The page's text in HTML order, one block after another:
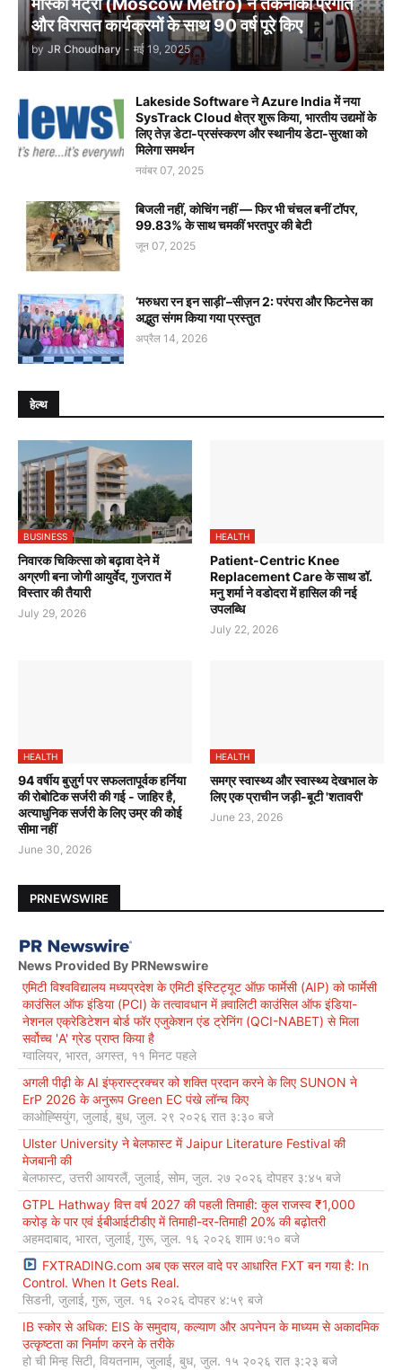
मॉस्को मेट्रो (Moscow Metro) ने तकनीकी प्रगति
और विरासत कार्यक्रमों के साथ 90 वर्ष पूरे किए
by JR Choudhary - मई 19, 2025
Lakeside Software ने Azure India में नया
SysTrack Cloud क्षेत्र शुरू किया, भारतीय उद्यमों के
लिए तेज़ डेटा-प्रसंस्करण और स्थानीय डेटा-सुरक्षा को
मिलेगा समर्थन
नवंबर 07, 2025
बिजली नहीं, कोचिंग नहीं — फिर भी चंचल बनीं टॉपर,
99.83% के साथ चमकीं भरतपुर की बेटी
जून 07, 2025
‘मरुधरा रन इन साड़ी’–सीज़न 2: परंपरा और फिटनेस का
अद्भुत संगम किया गया प्रस्तुत
अप्रैल 14, 2026
हेल्थ
BUSINESS
निवारक चिकित्सा को बढ़ावा देने में
अग्रणी बना जोगी आयुर्वेद, गुजरात में
विस्तार की तैयारी
July 29, 2026
HEALTH
Patient-Centric Knee
Replacement Care के साथ डॉ.
मनु शर्मा ने वडोदरा में हासिल की नई
उपलब्धि
July 22, 2026
HEALTH
94 वर्षीय बुज़ुर्ग पर सफलतापूर्वक हर्निया
की रोबोटिक सर्जरी की गई - जाहिर है,
अत्याधुनिक सर्जरी के लिए उम्र की कोई
सीमा नहीं
June 30, 2026
HEALTH
समग्र स्वास्थ्य और स्वास्थ्य देखभाल के
लिए एक प्राचीन जड़ी-बूटी 'शतावरी'
June 23, 2026
PRNEWSWIRE
News Provided By PRNewswire
एमिटी विश्वविद्यालय मध्यप्रदेश के एमिटी इंस्टिट्यूट ऑफ़ फार्मेसी (AIP) को फार्मेसी
काउंसिल ऑफ इंडिया (PCI) के तत्वावधान में क़्वालिटी काउंसिल ऑफ इंडिया-
नेशनल एक्रेडिटेशन बोर्ड फॉर एजुकेशन एंड ट्रेनिंग (QCI-NABET) से मिला
सर्वोच्च 'A' ग्रेड प्राप्त किया है
ग्वालियर, भारत, अगस्त, ११ मिनट पहले
अगली पीढ़ी के AI इंफ्रास्ट्रक्चर को शक्ति प्रदान करने के लिए SUNON ने
ErP 2026 के अनुरूप Green EC पंखे लॉन्च किए
काओह्सियुंग, जुलाई, बुध, जुल. २९ २०२६ रात ३:३० बजे
Ulster University ने बेलफास्ट में Jaipur Literature Festival की
मेजबानी की
बेलफास्ट, उत्तरी आयरलैं, जुलाई, सोम, जुल. २७ २०२६ दोपहर ३:४५ बजे
GTPL Hathway वित्त वर्ष 2027 की पहली तिमाही: कुल राजस्व ₹1,000
करोड़ के पार एवं ईबीआईटीडीए में तिमाही-दर-तिमाही 20% की बढ़ोतरी
अहमदाबाद, भारत, जुलाई, गुरू, जुल. १६ २०२६ शाम ७:१० बजे
FXTRADING.com अब एक सरल वादे पर आधारित FXT बन गया है: In
Control. When It Gets Real.
सिडनी, जुलाई, गुरू, जुल. १६ २०२६ दोपहर ४:५९ बजे
IB स्कोर से अधिक: EIS के समुदाय, कल्याण और अपनेपन के माध्यम से अकादमिक
उत्कृष्टता का निर्माण करने के तरीके
हो ची मिन्ह सिटी, वियतनाम, जुलाई, बुध, जुल. १५ २०२६ रात ३:२३ बजे